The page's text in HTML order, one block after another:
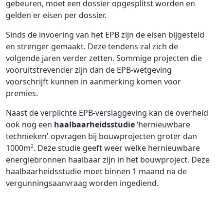
gebeuren, moet een dossier opgesplitst worden en
gelden er eisen per dossier.
Sinds de invoering van het EPB zijn de eisen bijgesteld
en strenger gemaakt. Deze tendens zal zich de
volgende jaren verder zetten. Sommige projecten die
vooruitstrevender zijn dan de EPB-wetgeving
voorschrijft kunnen in aanmerking komen voor
premies.
Naast de verplichte EPB-verslaggeving kan de overheid
ook nog een haalbaarheidsstudie‘hernieuwbare
technieken' opvragen bij bouwprojecten groter dan
1000m2. Deze studie geeft weer welke hernieuwbare
energiebronnen haalbaar zijn in het bouwproject. Deze
haalbaarheidsstudie moet binnen 1 maand na de
vergunningsaanvraag worden ingediend.